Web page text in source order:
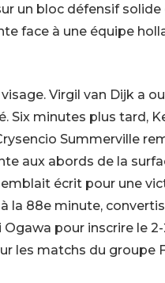
un bloc défensif
face à une équipe
Virgil van Dijk a
Six minutes plus tard,
Summerville
aux abords de la
écrit pour une
la 88e minute,
pour inscrire le
les matchs du groupe